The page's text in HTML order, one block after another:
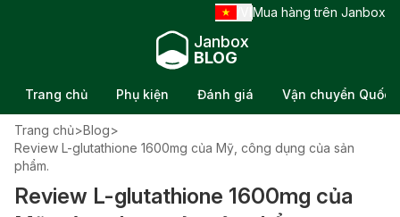
Mua hàng trên Janbox
Janbox
BLOG
Trang chủ Phụ kiện Đánh giá Vận chuyển Quốc
Trang chủ>Blog>
Review L-glutathione 1600mg của Mỹ, công dụng của sản
phẩm.
Review L-glutathione 1600mg của